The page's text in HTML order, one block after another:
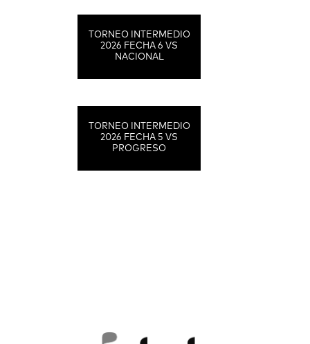
TORNEO INTERMEDIO
2026 FECHA 6 VS
NACIONAL
TORNEO INTERMEDIO
2026 FECHA 5 VS
PROGRESO